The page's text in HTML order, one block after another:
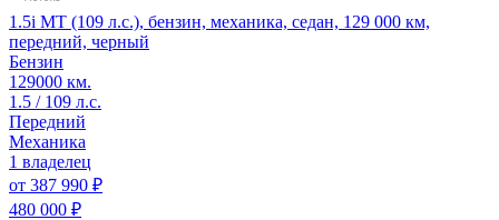
1.5i MT (109 л.с.), бензин, механика, седан, 129 000 км,
передний, черный
Бензин
129000 км.
1.5 / 109 л.с.
Передний
Механика
1 владелец
от 387 990 ₽
480 000 ₽